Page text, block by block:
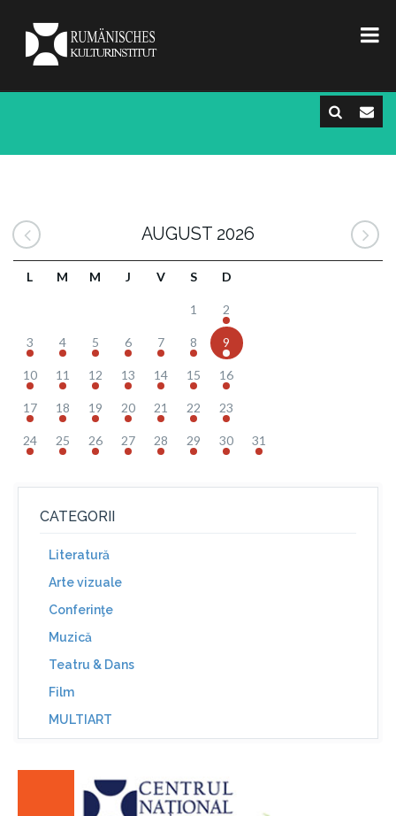
AUGUST 2026
L M M J V S D
1 2
3 4 5 6 7 8 9
10 11 12 13 14 15 16
17 18 19 20 21 22 23
24 25 26 27 28 29 30 31
CATEGORII
Literatură
Arte vizuale
Conferinţe
Muzică
Teatru & Dans
Film
MULTIART